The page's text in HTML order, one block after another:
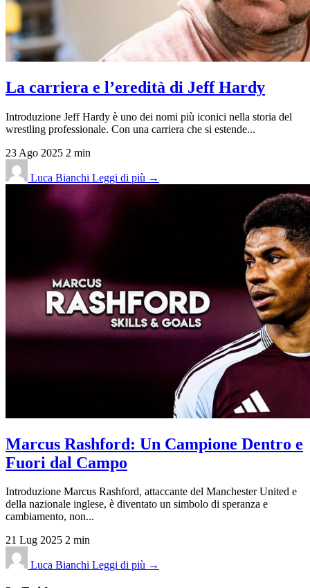
La carriera e l’eredità di Jeff Hardy
Introduzione Jeff Hardy è uno dei nomi più iconici nella storia del
wrestling professionale. Con una carriera che si estende...
23 Ago 2025 2 min
Luca Bianchi Leggi di più →
Marcus Rashford: Un Campione Dentro e
Fuori dal Campo
Introduzione Marcus Rashford, attaccante del Manchester United e
della nazionale inglese, è diventato un simbolo di speranza e
cambiamento, non...
21 Lug 2025 2 min
Luca Bianchi Leggi di più →